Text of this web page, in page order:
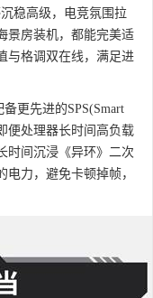
稳高级，电竞氛围拉
景房装机，都能完美适
与格调双在线，满足进
更先进的SPS(Smart
便处理器长时间高负载
时间沉浸《异环》二次
力，避免卡顿掉帧，